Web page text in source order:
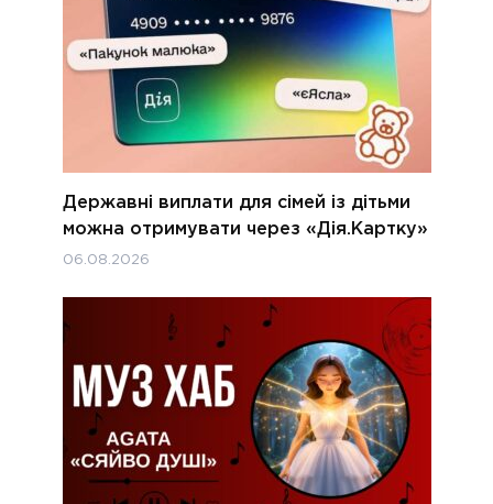
Державні виплати для сімей із дітьми
можна отримувати через «Дія.Картку»
06.08.2026